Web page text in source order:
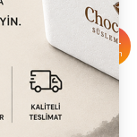
%34
İndirim
TL